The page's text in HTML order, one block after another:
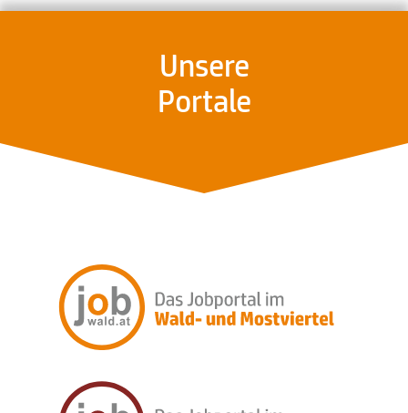
Unsere
Portale